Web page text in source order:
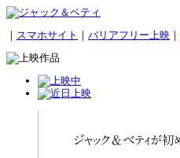
｜ スマホサイト ｜ バリアフリー上映 ｜